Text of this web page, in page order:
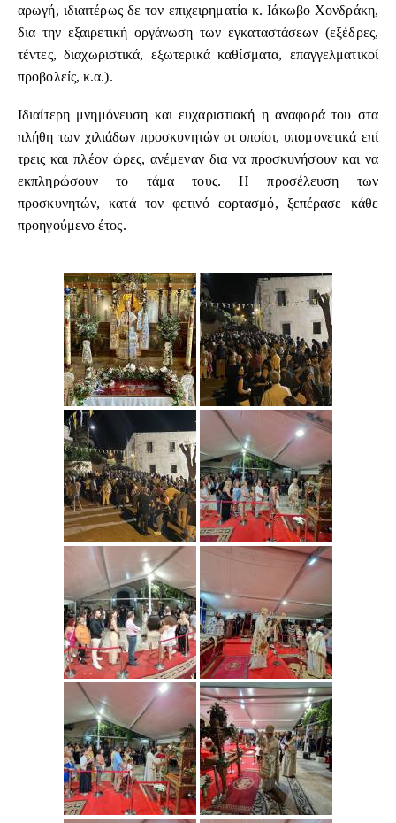
αρωγή, ιδιαιτέρως δε τον επιχειρηματία κ. Ιάκωβο Χονδράκη,
δια την εξαιρετική οργάνωση των εγκαταστάσεων (εξέδρες,
τέντες, διαχωριστικά, εξωτερικά καθίσματα, επαγγελματικοί
προβολείς, κ.α.).
Ιδιαίτερη μνημόνευση και ευχαριστιακή η αναφορά του στα
πλήθη των χιλιάδων προσκυνητών οι οποίοι, υπομονετικά επί
τρεις και πλέον ώρες, ανέμεναν δια να προσκυνήσουν και να
εκπληρώσουν το τάμα τους. Η προσέλευση των
προσκυνητών, κατά τον φετινό εορτασμό, ξεπέρασε κάθε
προηγούμενο έτος.